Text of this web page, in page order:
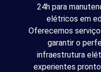
24h para
elétricos em
Oferecemos
garantir o
infraestrutura
experientes